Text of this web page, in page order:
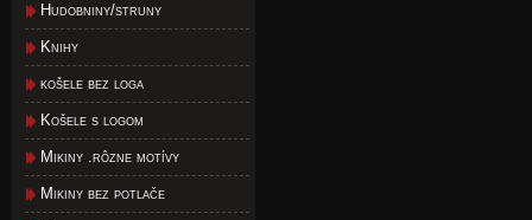
Hudobniny/struny
Knihy
košele bez loga
Košele s logom
Mikiny .rôzne motívy
Mikiny bez potlače